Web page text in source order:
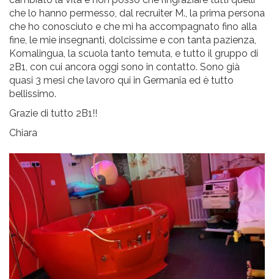
che lo hanno permesso, dal recruiter M., la prima persona
che ho conosciuto e che mi ha accompagnato fino alla
fine, le mie insegnanti, dolcissime e con tanta pazienza,
Komalingua, la scuola tanto temuta, e tutto il gruppo di
2B1, con cui ancora oggi sono in contatto. Sono già
quasi 3 mesi che lavoro qui in Germania ed è tutto
bellissimo.
Grazie di tutto 2B1!!
Chiara